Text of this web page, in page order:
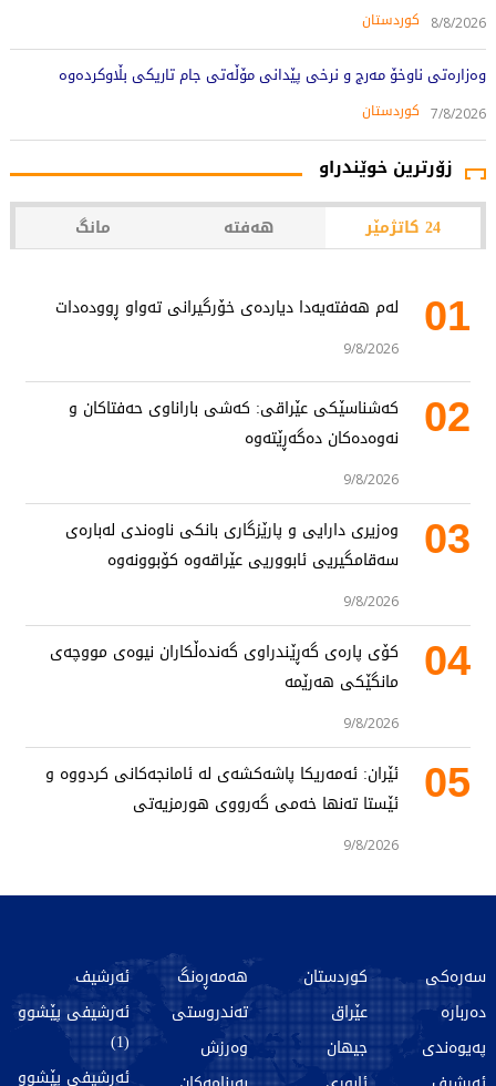
8/8/2026 کوردستان
وەزارەتی ناوخۆ مەرج و نرخی پێدانی مۆڵەتی جام تاریکی بڵاوکردەوە
7/8/2026 کوردستان
زۆرترین خوێندراو
24 کاتژمێر هەفتە مانگ
01 لەم هەفتەیەدا دیاردەی خۆرگیرانی تەواو ڕوودەدات
9/8/2026
02
کەشناسێکی عێراقی: کەشی باراناوی حەفتاکان و
نەوەدەکان دەگەڕێتەوە
9/8/2026
03
وەزیری دارایی و پارێزگاری بانکی ناوەندی لەبارەی
سەقامگیریی ئابووریی عێراقەوە کۆبوونەوە
9/8/2026
04
کۆی پارەی گەڕێندراوی گەندەڵکاران نیوەی مووچەی
مانگێکی هەرێمە
9/8/2026
05
ئێران: ئەمەریکا پاشەکشەی لە ئامانجەکانی کردووە و
ئێستا تەنها خەمی گەرووی هورمزیەتی
9/8/2026
سەرەکی
دەربارە
پەیوەندی
کوردستان
عێراق
جیهان
هەمەڕەنگ
تەندروستی
وەرزش
ئەرشیف
ئەرشیفی پێشوو
(1)
ئەرشیفی پێشوو